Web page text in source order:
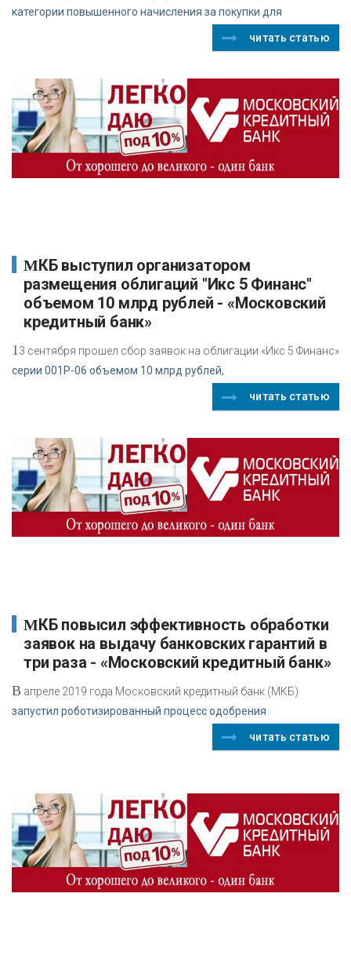
категории повышенного начисления за покупки для
читать статью
МКБ выступил организатором
размещения облигаций "Икс 5 Финанс"
объемом 10 млрд рублей - «Московский
кредитный банк»
13 сентября прошел сбор заявок на облигации «Икс 5 Финанс»
серии 001P-06 объемом 10 млрд рублей,
читать статью
МКБ повысил эффективность обработки
заявок на выдачу банковских гарантий в
три раза - «Московский кредитный банк»
В апреле 2019 года Московский кредитный банк (МКБ)
запустил роботизированный процесс одобрения
читать статью